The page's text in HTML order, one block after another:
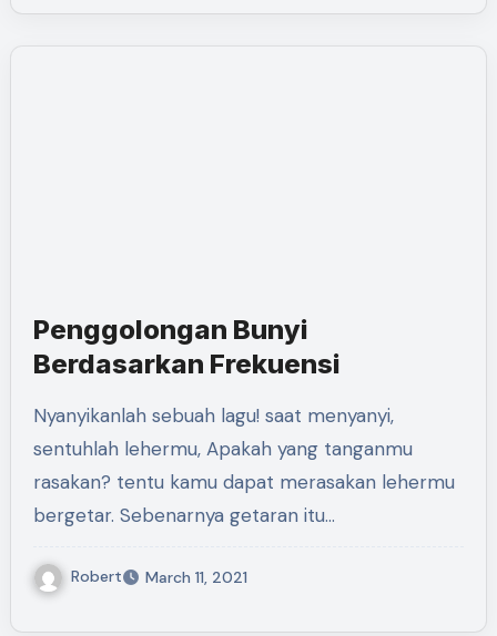
Penggolongan Bunyi
Berdasarkan Frekuensi
Nyanyikanlah sebuah lagu! saat menyanyi,
sentuhlah lehermu, Apakah yang tanganmu
rasakan? tentu kamu dapat merasakan lehermu
bergetar. Sebenarnya getaran itu…
Robert March 11, 2021